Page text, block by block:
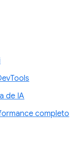
de IA
completo